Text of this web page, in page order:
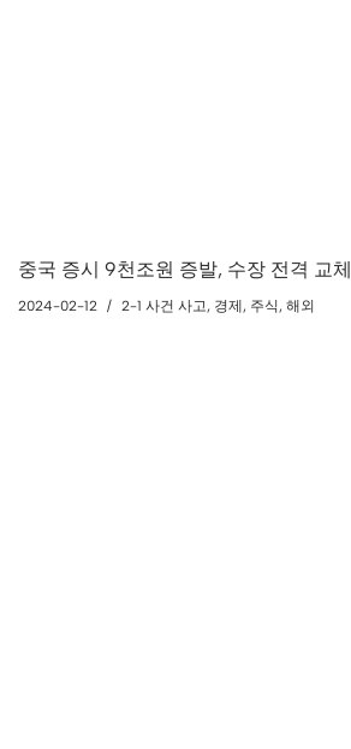
중국 증시 9천조원 증발, 수장 전격 교체
2024-02-12 2-1 사건 사고, 경제, 주식, 해외